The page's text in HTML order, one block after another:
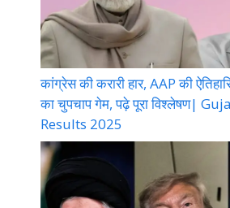
कांग्रेस की करारी हार, AAP की
का चुपचाप गेम, पढ़े पूरा विश्लेषण|
Results 2025